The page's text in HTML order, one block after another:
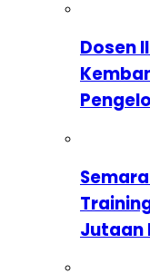
Dosen
Jutaan